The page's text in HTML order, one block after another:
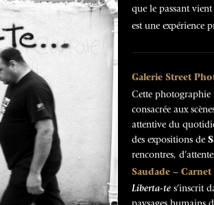
que le passant
est une expérience
Galerie Street
Cette photographie
consacrée aux
attentive du
des expositions de
rencontres,
Saudade – Carnet
Liberta-tes’inscrit